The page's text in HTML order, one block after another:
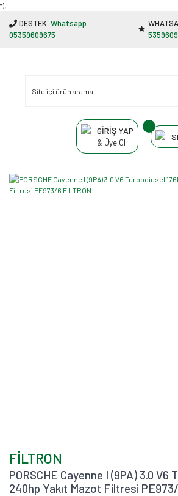
"');
DESTEK Whatsapp
05359609675
GİRİŞ YAP
& Üye Ol
FİLTRON
PORSCHE Cayenne I (9PA) 3.0 V6
240hp Yakıt Mazot Filtresi